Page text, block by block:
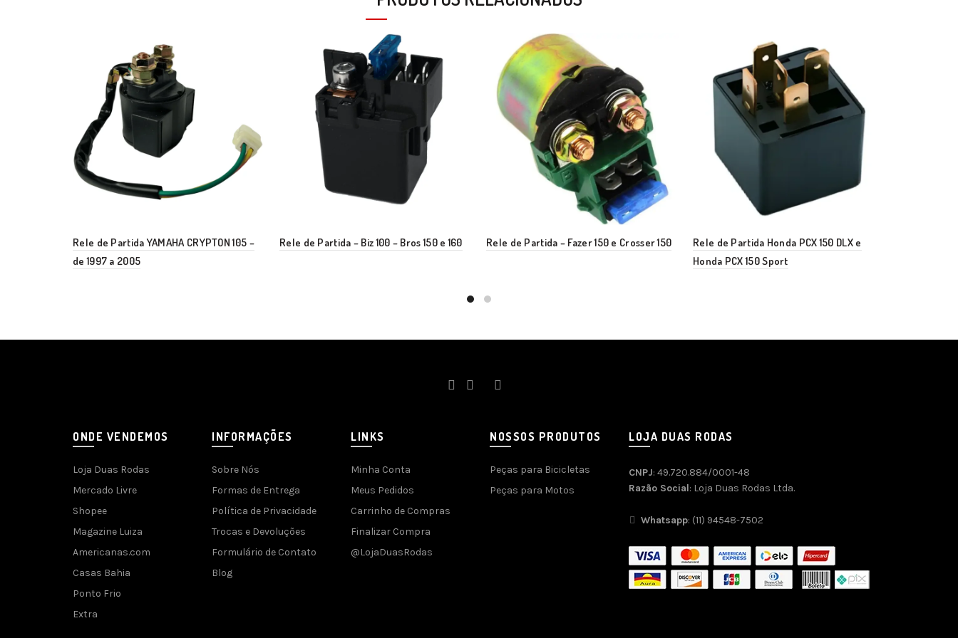
Rele de Partida YAMAHA CRYPTON 105 –
de 1997 a 2005
Rele de Partida – Biz 100 – Bros 150 e 160 Rele de Partida – Fazer 150 e Crosser 150
Rele de Partida Honda PCX 150 DLX e
Honda PCX 150 Sport
ONDE VENDEMOS
Loja Duas Rodas
Mercado Livre
Shopee
Magazine Luiza
Americanas.com
Casas Bahia
Ponto Frio
Extra
INFORMAÇÕES
Sobre Nós
Formas de Entrega
Política de Privacidade
Trocas e Devoluções
Formulário de Contato
Blog
LINKS
Minha Conta
Meus Pedidos
Carrinho de Compras
Finalizar Compra
@LojaDuasRodas
NOSSOS PRODUTOS
Peças para Bicicletas
Peças para Motos
LOJA DUAS RODAS
CNPJ: 49.720.884/0001-48
Razão Social: Loja Duas Rodas Ltda.
Whatsapp: (11) 94548-7502